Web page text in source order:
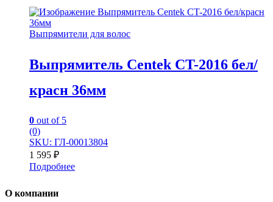
Выпрямители для волос
Выпрямитель Centek CT-2016 бел/
красн 36мм
0 out of 5
(0)
SKU: ГЛ-00013804
1 595 ₽
Подробнее
О компании